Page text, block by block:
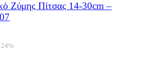
Ζύμης Πίτσας 14-30cm –